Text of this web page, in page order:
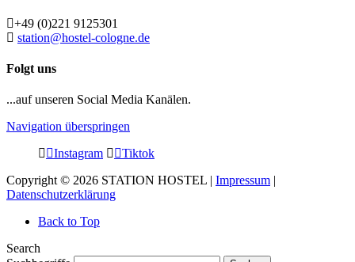
+49 (0)221 9125301
station@hostel-cologne.de
Folgt uns
...auf unseren Social Media Kanälen.
Navigation überspringen
Instagram
Tiktok
Copyright © 2026 STATION HOSTEL | Impressum |
Datenschutzerklärung
Back to Top
Search